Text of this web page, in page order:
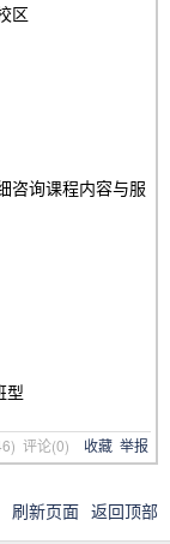
区
咨询课程内容与服
型
) 评论(0) 收藏 举报
刷新页面 返回顶部